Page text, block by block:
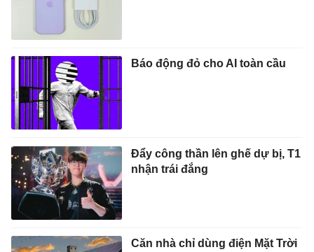
Báo động đỏ cho AI toàn cầu
Đẩy công thần lên ghế dự bị, T1
nhận trái đắng
Căn nhà chỉ dùng điện Mặt Trời